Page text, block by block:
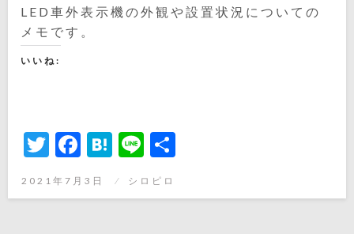
LED車外表示機の外観や設置状況についての
メモです。
いいね:
Twitter
Facebook
Hatena
Line
投
日:
2021年7月3日 シロピロ